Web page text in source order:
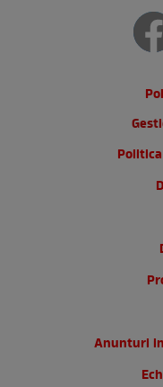
Anunturi